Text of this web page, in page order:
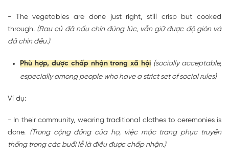
- The vegetables are donejust right, still crisp but cooked
through. (Rau củ đã nấu chín đúng lúc, vẫn giữ được độ giòn và
đã chín đều.)
Phù hợp, được chấp nhận trong xã hội (socially acceptable,
especially among people who have a strict set of social rules)
Ví dụ:
- In their community, wearing traditional clothes to ceremonies is
done. (Trong cộng đồng của họ, việc mặc trang phục truyền
thống trong các buổi lễ là điều được chấp nhận.)